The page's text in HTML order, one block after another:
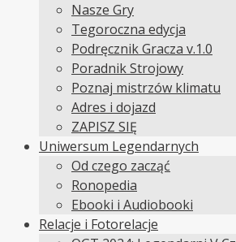
Nasze Gry
Tegoroczna edycja
Podręcznik Gracza v.1.0
Poradnik Strojowy
Poznaj mistrzów klimatu
Adres i dojazd
ZAPISZ SIĘ
Uniwersum Legendarnych
Od czego zacząć
Ronopedia
Ebooki i Audiobooki
Relacje i Fotorelacje